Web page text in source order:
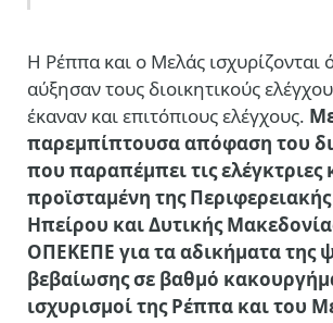
Η Ρέππα και ο Μελάς ισχυρίζονται
αύξησαν τους διοικητικούς
έκαναν και επιτόπιους ελέγχους.
παρεμπίπτουσα απόφαση του
που παραπέμπει τις ελέγκτριες
προϊσταμένη της
Ηπείρου και Δυτικής
ΟΠΕΚΕΠΕ για τα αδικήματα της
βεβαίωσης σε βαθμό
ισχυρισμοί της Ρέππα και του